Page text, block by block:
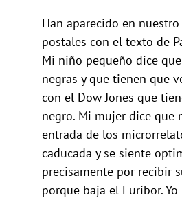
Han aparecido en
postales con el texto de
Mi niño pequeño dice
negras y que tienen que
con el Dow Jones que
negro. Mi mujer dice que
entrada de los
caducada y se siente
precisamente por recibir
porque baja el Euribor.